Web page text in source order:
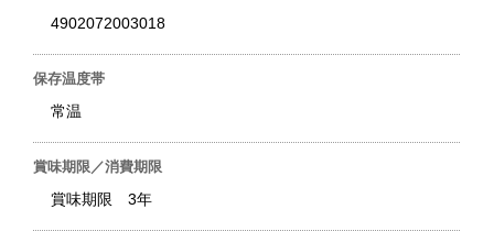
4902072003018
保存温度帯
常温
賞味期限／消費期限
賞味期限 3年